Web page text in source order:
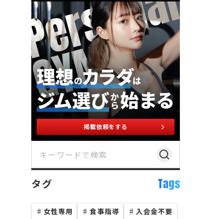
掲載依頼をする
タグ Tags
♯ 女性専用 ♯ 食事指導 ♯ 入会金不要